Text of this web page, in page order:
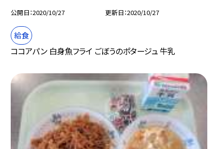
公開日 2020/10/27 更新日 2020/10/27
給食
ココアパン 白身魚フライ ごぼうのポタージュ 牛乳